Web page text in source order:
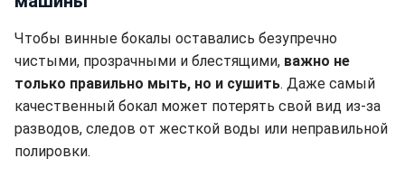
Чтобы винные бокалы оставались безупречно
чистыми, прозрачными и блестящими, важно не
только правильно мыть, но и сушить. Даже самый
качественный бокал может потерять свой вид из-за
разводов, следов от жесткой воды или неправильной
полировки.